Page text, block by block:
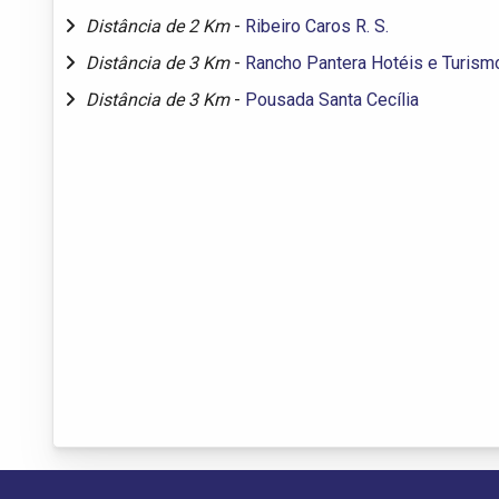
Distância de 2 Km - Ribeiro Caros R. S.
Distância de 3 Km - Rancho Pantera Hotéis e
Distância de 3 Km - Pousada Santa Cecília